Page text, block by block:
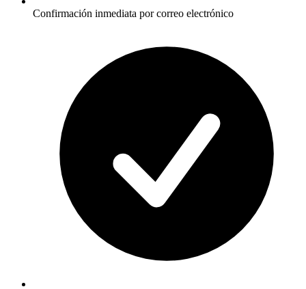
Confirmación inmediata por correo electrónico